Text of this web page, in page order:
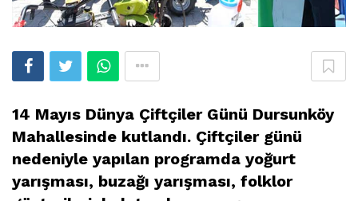
14 Mayıs Dünya Çiftçiler Günü Dursunköy
Mahallesinde kutlandı. Çiftçiler günü
nedeniyle yapılan programda yoğurt
yarışması, buzağı yarışması, folklor